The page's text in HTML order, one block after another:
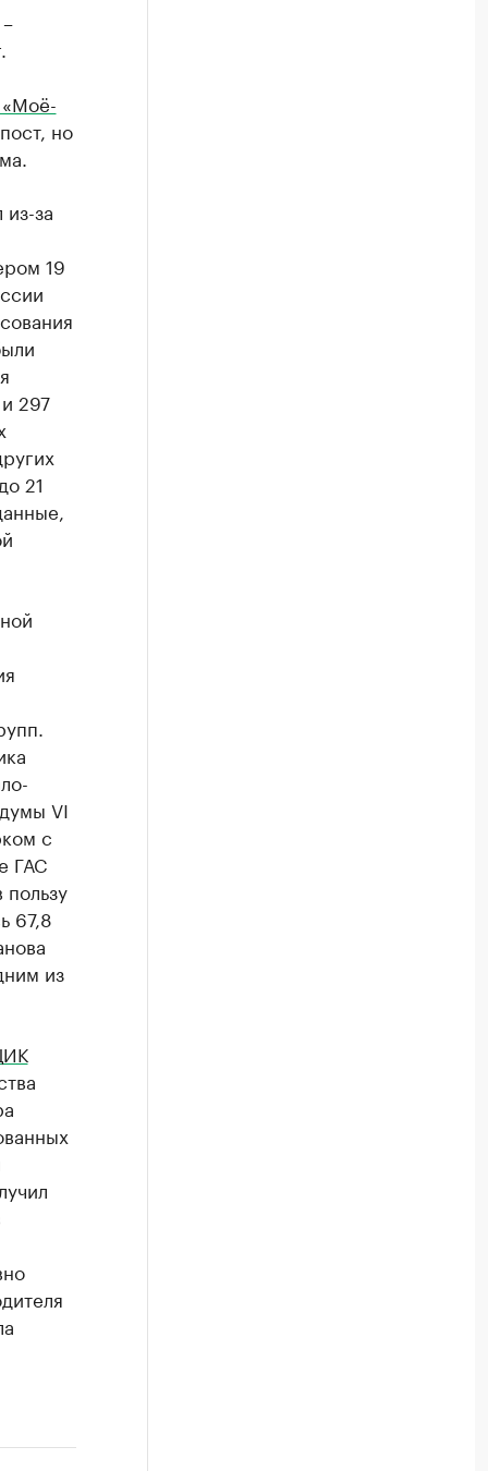
«Моё-
но
за
19
297
21
VI
с
ГАС
67,8
из